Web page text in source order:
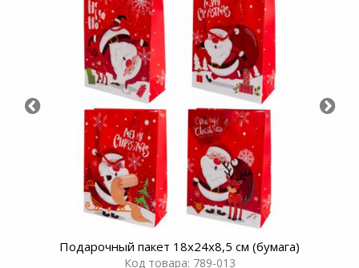
Подарочный пакет 18х24х8,5 см (бумага)
Код товара: 789-013